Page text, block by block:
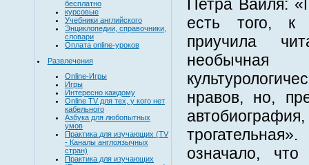
бесплатно
курсовые
Учебники английского
Энциклопедии, справочники,
словари
Оплата online-уроков
Развлечения
Online-Игры
Игры
Интересно каждому
Online TV для тех, у кого нет
кабельного
Азбука для любопытных
умов
Практика для изучающих (TV
- Каналы англоязычных
стран)
Практика для изучающих
Петра Вайля:
есть того, к
приучила
нравов, но,
означало,